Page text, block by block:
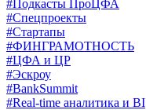
#Подкасты ПроЦФА
#Спецпроекты
#Стартапы
#ФИНГРАМОТНОСТЬ
#ЦФА и ЦР
#Эскроу
#BankSummit
#Real-time аналитика и BI